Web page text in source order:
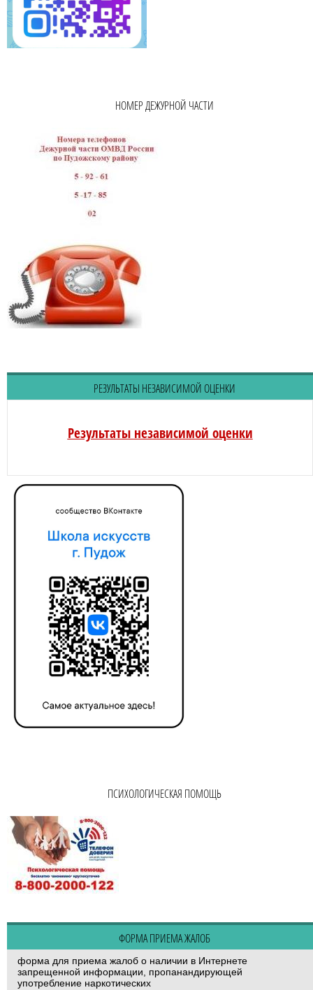
НОМЕР ДЕЖУРНОЙ ЧАСТИ
РЕЗУЛЬТАТЫ НЕЗАВИСИМОЙ ОЦЕНКИ
Результаты независимой оценки
ПСИХОЛОГИЧЕСКАЯ ПОМОЩЬ
ФОРМА ПРИЕМА ЖАЛОБ
форма для приема жалоб о наличии в Интернете
запрещенной информации, пропанандирующей
употребление наркотических